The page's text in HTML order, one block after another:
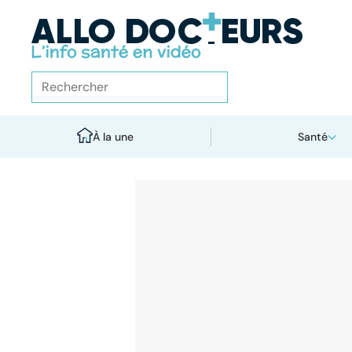
À la une Santé